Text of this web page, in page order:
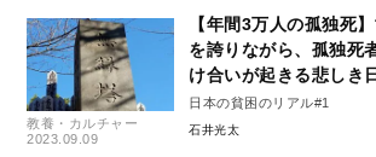
教養・カルチャー
2023.09.09
【年間3万人の孤独死
を誇りながら、孤独死
け合いが起きる悲しき
日本の貧困のリアル#1
石井光太